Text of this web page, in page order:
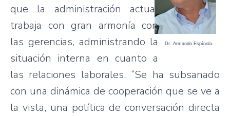
Dr. Armando Espínola.
que la administración actual
trabaja con gran armonía con
las gerencias, administrando la
situación interna en cuanto a
las relaciones laborales. “Se ha subsanado
con una dinámica de cooperación que se ve a
la vista, una política de conversación directa